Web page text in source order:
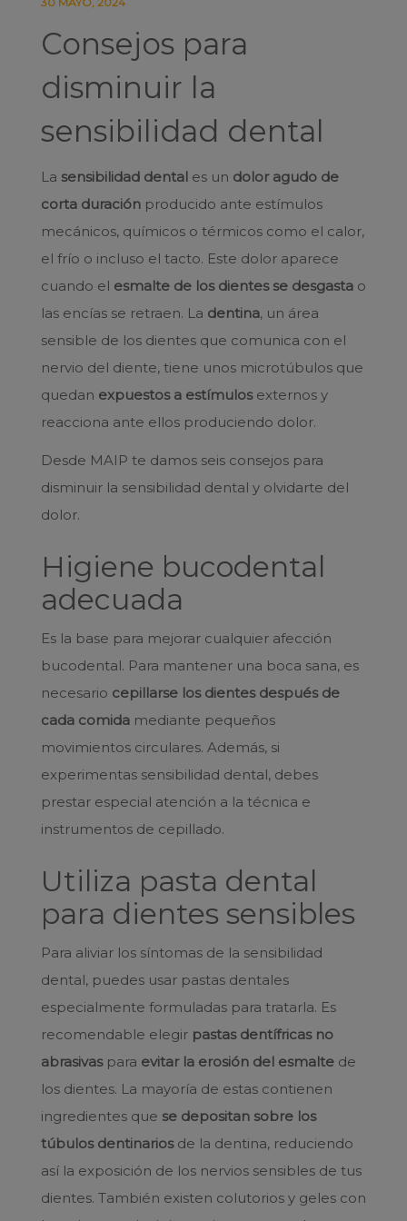
Consejos para
disminuir la
sensibilidad dental
La sensibilidad dental es un dolor agudo de
corta duración producido ante estímulos
mecánicos, químicos o térmicos como el calor,
el frío o incluso el tacto. Este dolor aparece
cuando el esmalte de los dientes se desgasta o
las encías se retraen. La dentina, un área
sensible de los dientes que comunica con el
nervio del diente, tiene unos microtúbulos que
quedan expuestos a estímulosexternos y
reacciona ante ellos produciendo dolor.
Desde MAIP te damos seis consejos para
disminuir la sensibilidad dental y olvidarte del
dolor.
Higiene bucodental
adecuada
Es la base para mejorar cualquier afección
bucodental. Para mantener una boca sana, es
necesario cepillarse los dientes después de
cada comida mediante pequeños
movimientos circulares. Además, si
experimentas sensibilidad dental, debes
prestar especial atención a la técnica e
instrumentos de cepillado.
Utiliza pasta dental
para dientes sensibles
Para aliviar los síntomas de la sensibilidad
dental, puedes usar pastas dentales
especialmente formuladas para tratarla. Es
recomendable elegir pastas dentífricas no
abrasivaspara evitar la erosión del esmalte de
los dientes. La mayoría de estas contienen
ingredientes que se depositan sobre los
túbulos dentinariosde la dentina, reduciendo
así la exposición de los nervios sensibles de tus
dientes. También existen colutorios y geles con